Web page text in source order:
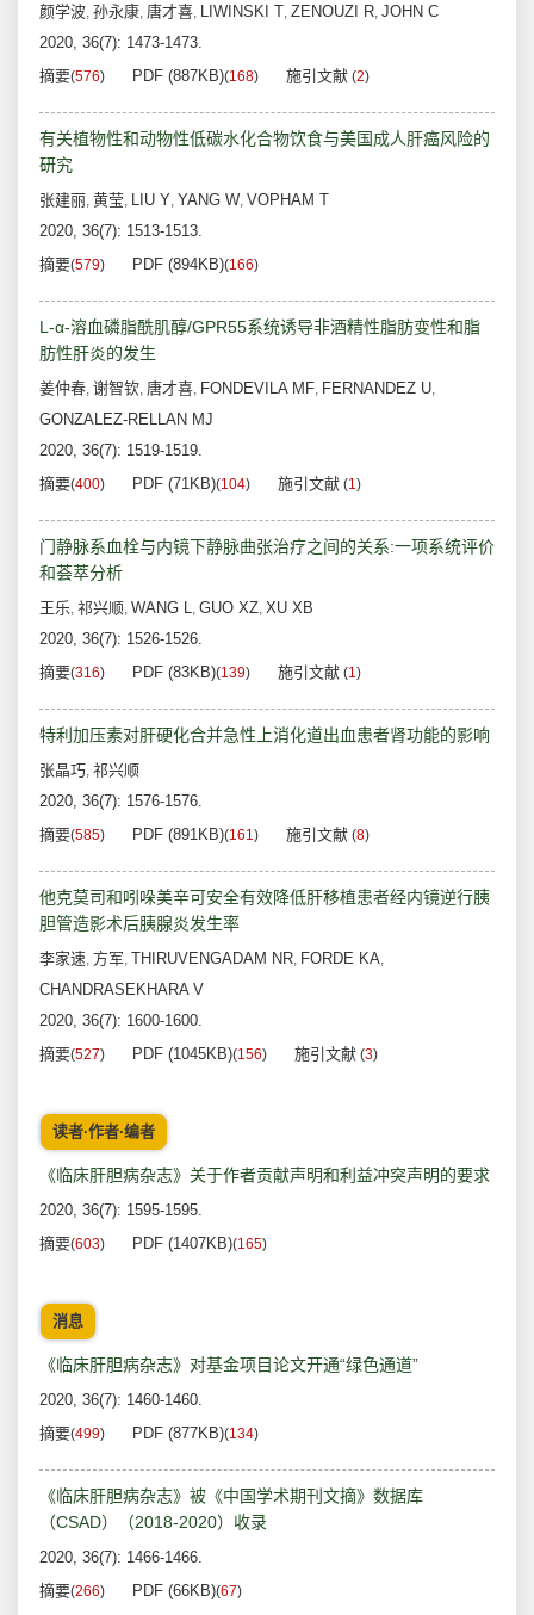
颜学波, 孙永康, 唐才喜, LIWINSKI T, ZENOUZI R, JOHN C
2020, 36(7): 1473-1473.
摘要(576) PDF (887KB)(168) 施引文献 (2)
有关植物性和动物性低碳水化合物饮食与美国成人肝癌风险的
研究
张建丽, 黄莹, LIU Y, YANG W, VOPHAM T
2020, 36(7): 1513-1513.
摘要(579) PDF (894KB)(166)
L-α-溶血磷脂酰肌醇/GPR55系统诱导非酒精性脂肪变性和脂
肪性肝炎的发生
姜仲春, 谢智钦, 唐才喜, FONDEVILA MF, FERNANDEZ U,
GONZALEZ-RELLAN MJ
2020, 36(7): 1519-1519.
摘要(400) PDF (71KB)(104) 施引文献 (1)
门静脉系血栓与内镜下静脉曲张治疗之间的关系:一项系统评价
和荟萃分析
王乐, 祁兴顺, WANG L, GUO XZ, XU XB
2020, 36(7): 1526-1526.
摘要(316) PDF (83KB)(139) 施引文献 (1)
特利加压素对肝硬化合并急性上消化道出血患者肾功能的影响
张晶巧, 祁兴顺
2020, 36(7): 1576-1576.
摘要(585) PDF (891KB)(161) 施引文献 (8)
他克莫司和吲哚美辛可安全有效降低肝移植患者经内镜逆行胰
胆管造影术后胰腺炎发生率
李家速, 方军, THIRUVENGADAM NR, FORDE KA,
CHANDRASEKHARA V
2020, 36(7): 1600-1600.
摘要(527) PDF (1045KB)(156) 施引文献 (3)
读者·作者·编者
《临床肝胆病杂志》关于作者贡献声明和利益冲突声明的要求
2020, 36(7): 1595-1595.
摘要(603) PDF (1407KB)(165)
消息
《临床肝胆病杂志》对基金项目论文开通“绿色通道”
2020, 36(7): 1460-1460.
摘要(499) PDF (877KB)(134)
《临床肝胆病杂志》被《中国学术期刊文摘》数据库
（CSAD）（2018-2020）收录
2020, 36(7): 1466-1466.
摘要(266) PDF (66KB)(67)